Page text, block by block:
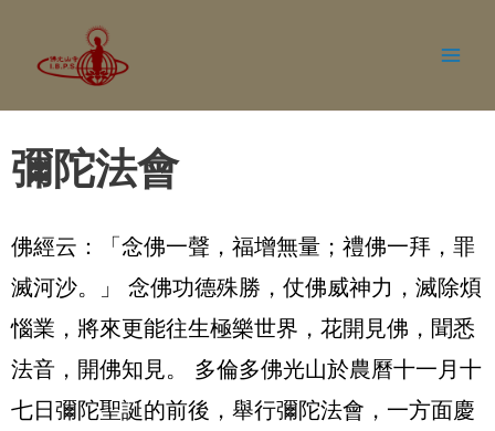
彌陀法會
佛經云：「念佛一聲，福增無量；禮佛一拜，罪
滅河沙。」 念佛功德殊勝，仗佛威神力，滅除煩
惱業，將來更能往生極樂世界，花開見佛，聞悉
法音，開佛知見。 多倫多佛光山於農曆十一月十
七日彌陀聖誕的前後，舉行彌陀法會，一方面慶